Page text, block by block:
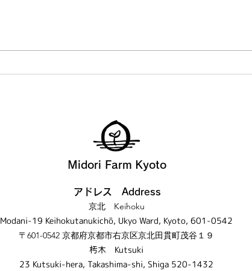
Midori Farm Kyoto
アドレス Address
京北 Keihoku
Modani-19 Keihokutanukichō, Ukyo Ward, Kyoto, 601-0542
〒601-0542 京都府京都市右京区京北田貫町茂谷１９
​𣏓木 Kutsuki
23 Kutsuki-hera, Takashima-shi, Shiga 520-1432